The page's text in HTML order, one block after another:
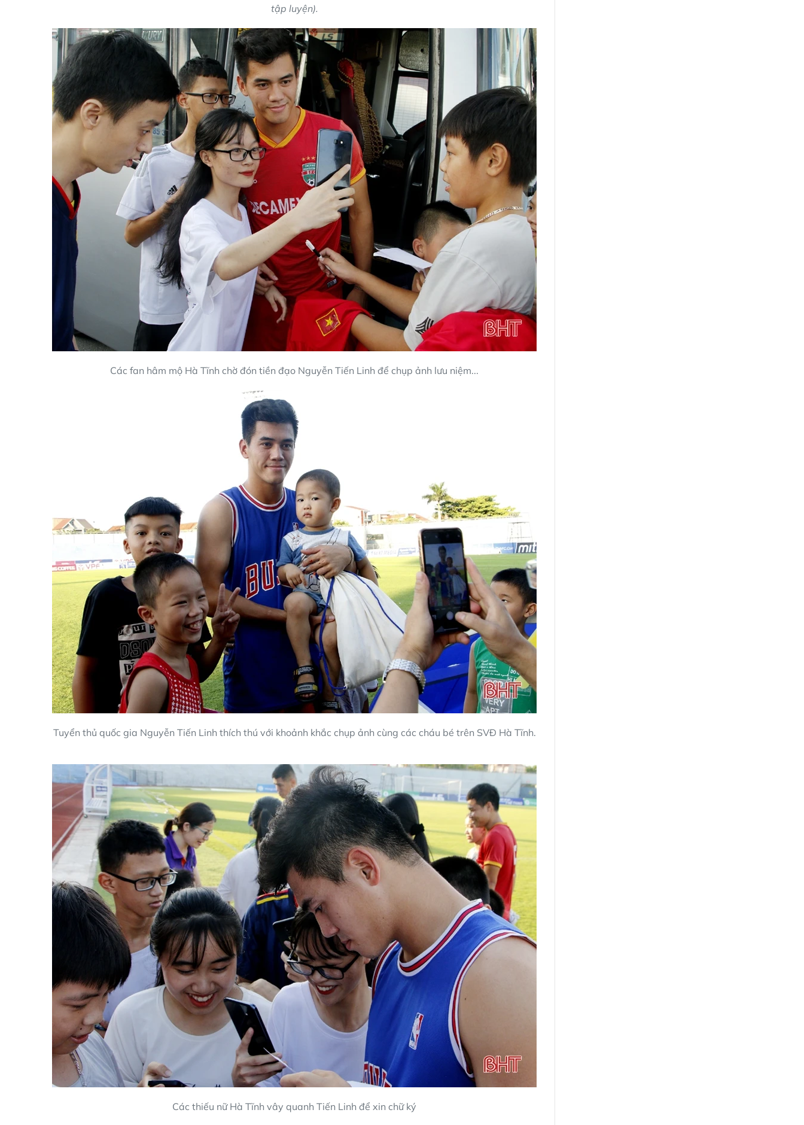
tập luyện).
Các fan hâm mộ Hà Tĩnh chờ đón tiền đạo Nguyễn Tiến Linh để chụp ảnh lưu niệm...
Tuyển thủ quốc gia Nguyễn Tiến Linh thích thú với khoảnh khắc chụp ảnh cùng các cháu bé trên SVĐ Hà Tĩnh.
Các thiếu nữ Hà Tĩnh vây quanh Tiến Linh để xin chữ ký